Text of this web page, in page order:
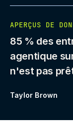
APERÇUS DE
85 % des
agentique
n'est pas
Taylor Brown